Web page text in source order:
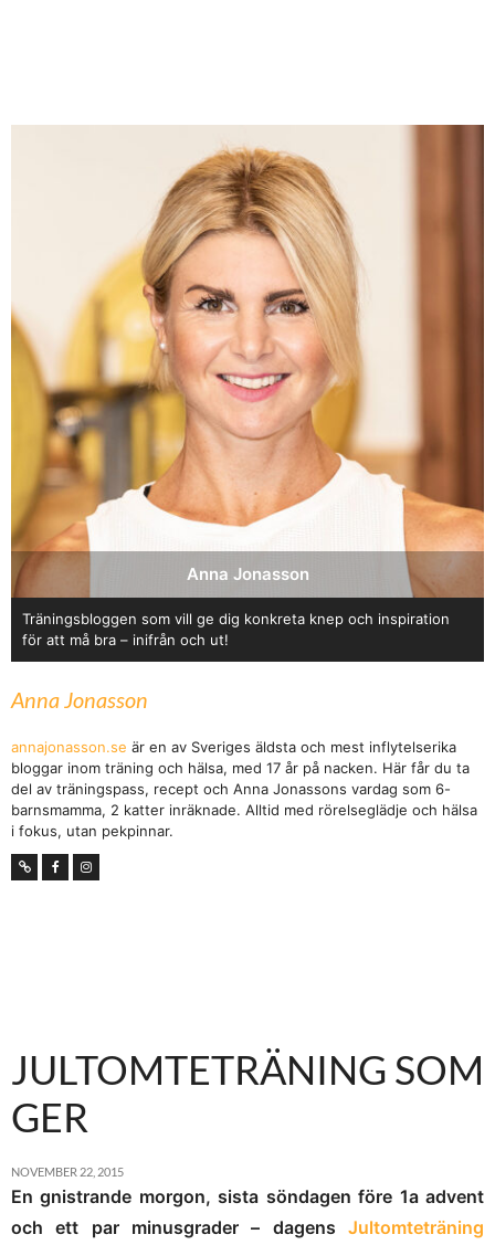
SKRIVER:
NOVEMBER 26, 2015 KL. 8:48 E M
Bra artikel! Var även med i NA (Nerikes Allehanda) i
helgen 🙂
ANNA - TREND O TRÄNING SKRIVER:
NOVEMBER 26, 2015 KL. 9:02 E M
Malin – tack! Kul att du berättar. Jag har som sagt
ingen aning om vart det hamnar 🙂
Anna Jonasson
Träningsbloggen som vill ge dig konkreta knep och inspiration
för att må bra – inifrån och ut!
Anna Jonasson
annajonasson.se är en av Sveriges äldsta och mest inflytelserika
bloggar inom träning och hälsa, med 17 år på nacken. Här får du ta
del av träningspass, recept och Anna Jonassons vardag som 6-
barnsmamma, 2 katter inräknade. Alltid med rörelseglädje och hälsa
i fokus, utan pekpinnar.
JULTOMTETRÄNING SOM
GER
NOVEMBER 22, 2015
En gnistrande morgon, sista söndagen före 1a advent
och ett par minusgrader – dagens Jultomteträning